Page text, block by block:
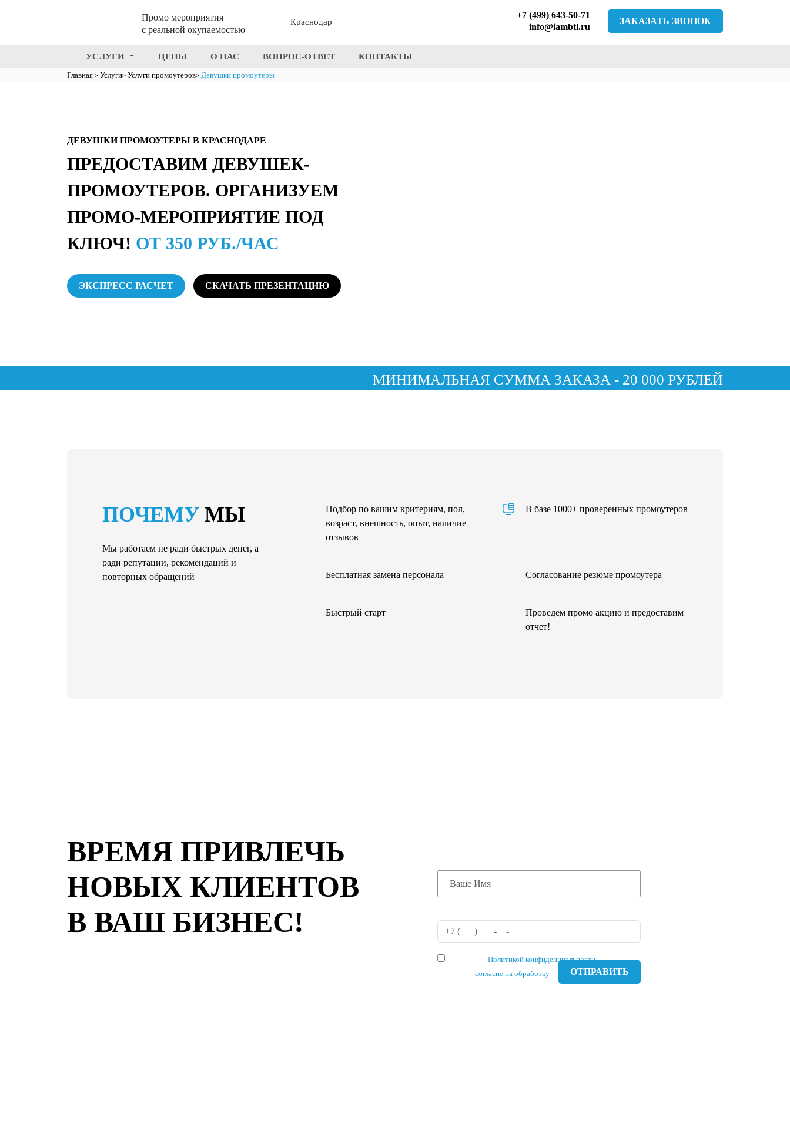
Промо мероприятия
с реальной окупаемостью
ЗАКАЗАТЬ ЗВОНОК
+7 (499) 643-50-71
info@iambtl.ru
Краснодар
УСЛУГИ ЦЕНЫ О НАС ВОПРОС-ОТВЕТ КОНТАКТЫ
Главная Услуги Услуги промоутеров Девушки промоутеры
ДЕВУШКИ ПРОМОУТЕРЫ В КРАСНОДАРЕ
ПРЕДОСТАВИМ ДЕВУШЕК-
ПРОМОУТЕРОВ. ОРГАНИЗУЕМ
ПРОМО-МЕРОПРИЯТИЕ ПОД
КЛЮЧ! ОТ 350 РУБ./ЧАС
ЭКСПРЕСС РАСЧЕТ СКАЧАТЬ ПРЕЗЕНТАЦИЮ
МИНИМАЛЬНАЯ СУММА ЗАКАЗА - 20 000 РУБЛЕЙ
ПОЧЕМУ МЫ
Мы работаем не ради быстрых денег, а
ради репутации, рекомендаций и
повторных обращений
Подбор по вашим критериям, пол,
возраст, внешность, опыт, наличие
отзывов
В базе 1000+ проверенных промоутеров
Бесплатная замена персонала Согласование резюме промоутера
Быстрый старт
Проведем промо акцию и предоставим
отчет!
ВРЕМЯ ПРИВЛЕЧЬ
НОВЫХ КЛИЕНТОВ
В ВАШ БИЗНЕС!
Политикой конфиденциальности
согласие на обработку